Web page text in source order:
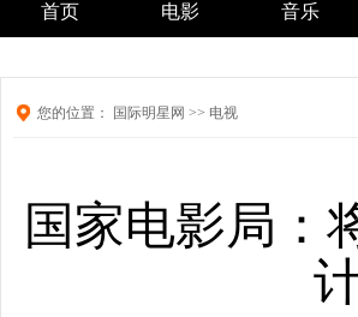
首页 电影 音乐
您的位置： 国际明星网 >> 电视
国家电影局：